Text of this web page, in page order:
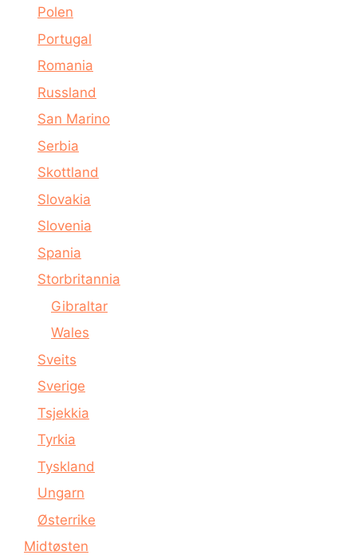
Polen
Portugal
Romania
Russland
San Marino
Serbia
Skottland
Slovakia
Slovenia
Spania
Storbritannia
Gibraltar
Wales
Sveits
Sverige
Tsjekkia
Tyrkia
Tyskland
Ungarn
Østerrike
Midtøsten